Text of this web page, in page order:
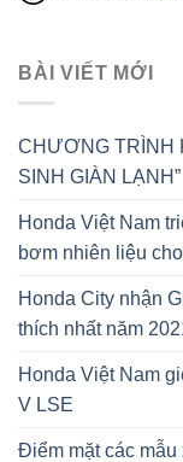
BÀI VIẾT MỚI
CHƯƠNG TRÌNH
SINH GIÀN LẠNH”
Honda Việt Nam
bơm nhiên liệu
Honda City nhận
thích nhất năm
Honda Việt Nam
V LSE
Điểm mặt các